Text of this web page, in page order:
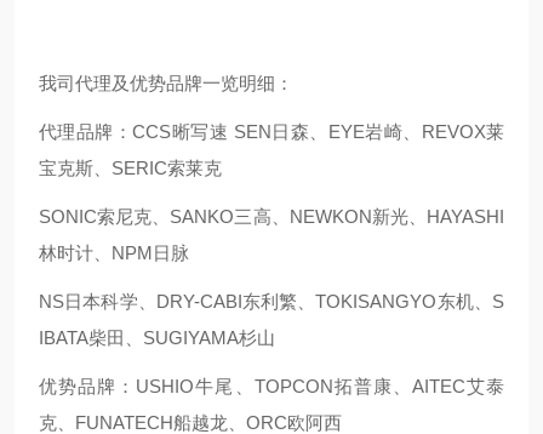
我司代理及优势品牌一览明细：
代理品牌：CCS晰写速 SEN日森、EYE岩崎、REVOX莱
宝克斯、SERIC索莱克
SONIC索尼克、SANKO三高、NEWKON新光、HAYASHI
林时计、NPM日脉
NS日本科学、DRY-CABI东利繁、TOKISANGYO东机、S
IBATA柴田、SUGIYAMA杉山
优势品牌：USHIO牛尾、TOPCON拓普康、AITEC艾泰
克、FUNATECH船越龙、ORC欧阿西